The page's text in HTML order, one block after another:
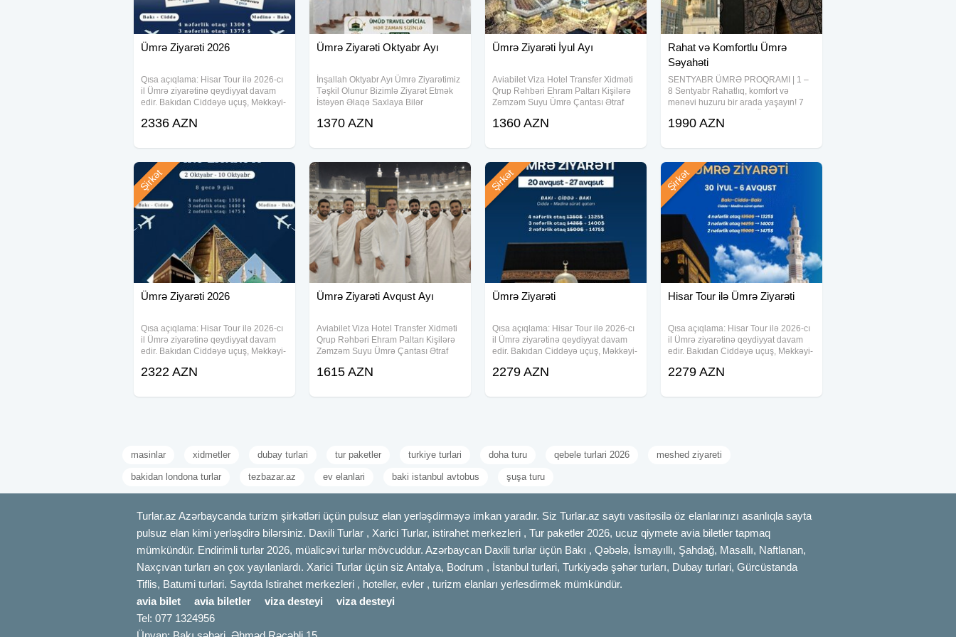
Ümrə Ziyarəti 2026
Qısa açıqlama: Hisar Tour ilə 2026-cı
il Ümrə ziyarətinə qeydiyyat davam
edir. Bakıdan Ciddəyə uçuş, Məkkəyi-
ziyarəti, otel, nəqliyyat, viza və bələdçi
2336 AZN
Ümrə Ziyarəti Oktyabr Ayı
İnşallah Oktyabr Ayı Ümrə Ziyarətimiz
Təşkil Olunur Bizimlə Ziyarət Etmək
İstəyən Əlaqə Saxlaya Bilər
1370 AZN
Ümrə Ziyarəti İyul Ayı
Aviabilet Viza Hotel Transfer Xidməti
Qrup Rəhbəri Ehram Paltarı Kişilərə
Zəmzəm Suyu Ümrə Çantası Ətraf
1360 AZN
Rahat və Komfortlu Ümrə
Səyahəti
SENTYABR ÜMRƏ PROQRAMI | 1 –
8 Sentyabr Rahatlıq, komfort və
mənəvi huzuru bir arada yaşayın! 7
proqramımızla müqəddəs torpaqlarda
fürsəti! 2 gecə
1990 AZN
Ümrə Ziyarəti 2026
Qısa açıqlama: Hisar Tour ilə 2026-cı
il Ümrə ziyarətinə qeydiyyat davam
edir. Bakıdan Ciddəyə uçuş, Məkkəyi-
ziyarəti, otel, nəqliyyat, viza və bələdçi
Şirkət
2322 AZN
Ümrə Ziyarəti Avqust Ayı
Aviabilet Viza Hotel Transfer Xidməti
Qrup Rəhbəri Ehram Paltarı Kişilərə
Zəmzəm Suyu Ümrə Çantası Ətraf
1615 AZN
Ümrə Ziyarəti
Qısa açıqlama: Hisar Tour ilə 2026-cı
il Ümrə ziyarətinə qeydiyyat davam
edir. Bakıdan Ciddəyə uçuş, Məkkəyi-
ziyarəti, otel, nəqliyyat, viza və bələdçi
Şirkət
2279 AZN
Hisar Tour ilə Ümrə Ziyarəti
Qısa açıqlama: Hisar Tour ilə 2026-cı
il Ümrə ziyarətinə qeydiyyat davam
edir. Bakıdan Ciddəyə uçuş, Məkkəyi-
ziyarəti, otel, nəqliyyat, viza və bələdçi
Şirkət
2279 AZN
masinlar xidmetler dubay turlari tur paketler turkiye turlari doha turu qebele turlari 2026 meshed ziyareti
bakidan londona turlar tezbazar.az ev elanlari baki istanbul avtobus şuşa turu
Turlar.az Azərbaycanda turizm şirkətləri üçün pulsuz elan yerləşdirməyə imkan yaradır. Siz Turlar.az saytı vasitəsilə öz elanlarınızı asanlıqla sayta
pulsuz elan kimi yerləşdirə bilərsiniz. Daxili Turlar , Xarici Turlar, istirahet merkezleri , Tur paketler 2026, ucuz qiymete avia biletler tapmaq
mümkündür. Endirimli turlar 2026, müalicəvi turlar mövcuddur. Azərbaycan Daxili turlar üçün Bakı , Qəbələ, İsmayıllı, Şahdağ, Masallı, Naftlanan,
Naxçıvan turları ən çox yayılanlardı. Xarici Turlar üçün siz Antalya, Bodrum , İstanbul turlari, Turkiyədə şəhər turları, Dubay turlari, Gürcüstanda
Tiflis, Batumi turlari. Saytda Istirahet merkezleri , hoteller, evler , turizm elanları yerlesdirmek mümkündür.
avia bilet
avia biletler viza desteyi
viza desteyi
Tel: 077 1324956